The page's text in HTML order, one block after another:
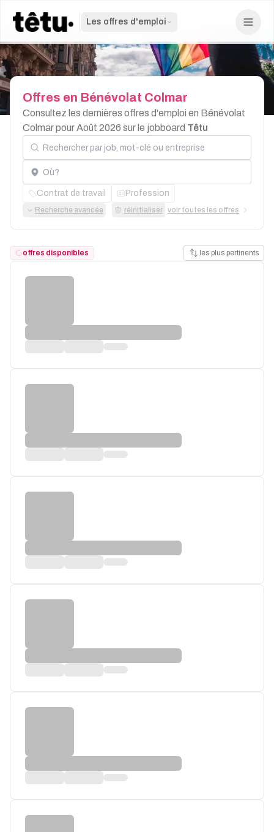
Les offres d'emploi
Offres en Bénévolat Colmar
Consultez les dernières offres d'emploi en Bénévolat
Colmar pour Août 2026 sur le jobboard Têtu
Rechercher par job, mot-clé ou entreprise
Localisation
Contrat de travail Profession
Recherche avancée réinitialiser voir toutes les offres
offres disponibles les plus pertinents